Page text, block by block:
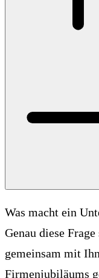
Was macht ein
Genau diese
gemeinsam mit
Firmenjubiläums